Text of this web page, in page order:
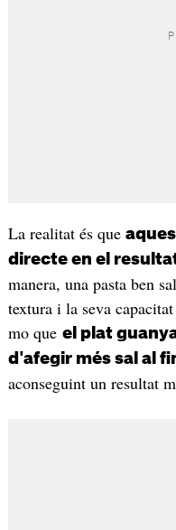
La realitat és que
directe en el
manera, una pasta ben
textura i la seva
mo que el plat
d'afegir més sal al
aconseguint un resultat